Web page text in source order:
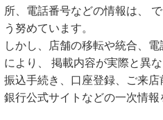
所、電話番号などの情報は、
う努めています。
しかし、店舗の移転や統合、
により、 掲載内容が実際と異
振込手続き、口座登録、ご来
銀行公式サイトなどの一次情報